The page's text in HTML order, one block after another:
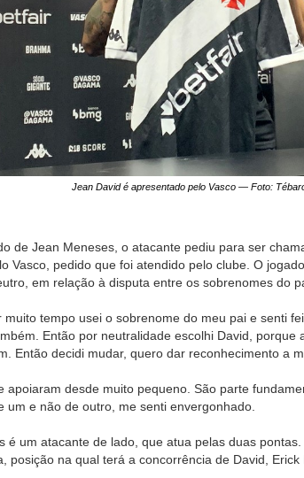
Jean David é apresentado pelo Vasco — Foto:
de Jean Meneses, o atacante pediu para ser
Vasco, pedido que foi atendido pelo clube. O
em relação à disputa entre os sobrenomes do
tempo usei o sobrenome do meu pai e senti
Então por neutralidade escolhi David, porque
Então decidi mudar, quero dar reconhecimento a
desde muito pequeno. São parte
um e não de outro, me senti envergonhado.
é um atacante de lado, que atua pelas duas
posição na qual terá a concorrência de David,